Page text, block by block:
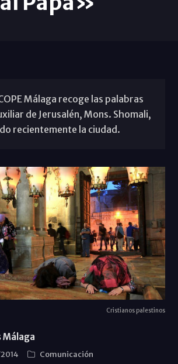
Málaga recoge las palabras
de Jerusalén, Mons. Shomali,
recientemente la ciudad.
Cristianos palestinos
Málaga
Comunicación